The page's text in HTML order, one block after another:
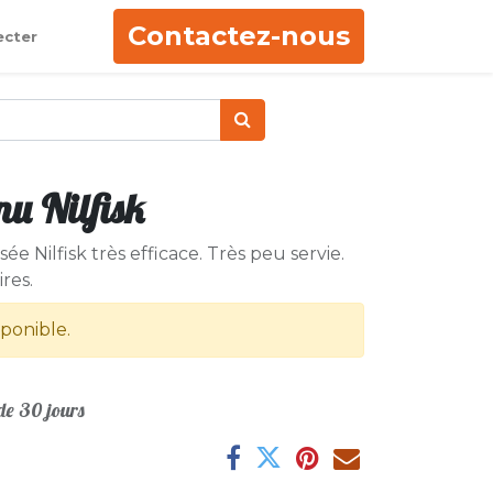
Contactez-nous
Nilfisk
Nilfisk très efficace. Très peu servie.
30 jours